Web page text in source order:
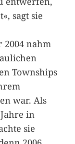
sagt sie
2004 nahm
Townships
war. Als
in
sie